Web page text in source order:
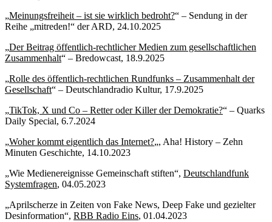
„Meinungsfreiheit – ist sie wirklich bedroht?“ – Sendung in der
Reihe „mitreden!“ der ARD, 24.10.2025
„Der Beitrag öffentlich-rechtlicher Medien zum gesellschaftlichen
Zusammenhalt“ – Bredowcast, 18.9.2025
„Rolle des öffentlich-rechtlichen Rundfunks – Zusammenhalt der
Gesellschaft“ – Deutschlandradio Kultur, 17.9.2025
„TikTok, X und Co – Retter oder Killer der Demokratie?“ – Quarks
Daily Special, 6.7.2024
„Woher kommt eigentlich das Internet?„, Aha! History – Zehn
Minuten Geschichte, 14.10.2023
„Wie Medienereignisse Gemeinschaft stiften“, Deutschlandfunk
Systemfragen, 04.05.2023
„Aprilscherze in Zeiten von Fake News, Deep Fake und gezielter
Desinformation“, RBB Radio Eins, 01.04.2023